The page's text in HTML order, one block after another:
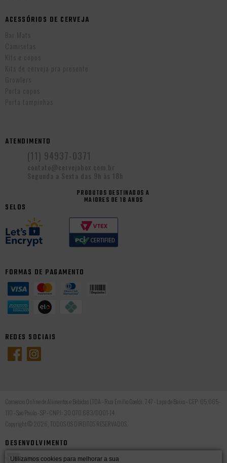
ACESSÓRIOS DE CERVEJA
Bar Mats
Camisetas
Kits e copos
Kits de cerveja pra presente
Growlers
Porta copos
Porta tampinhas
ATENDIMENTO
(11) 94937-0371
contato@cervejabox.com.br
Segunda a Sexta das 9h às 18h
PRODUTOS DESTINADOS A
MAIORES DE 18 ANOS
SELOS
FORMAS DE PAGAMENTO
REDES SOCIAIS
Comercio Online de Alimentos e Bebidas LTDA - Rua Emilio Goeldi, 747 - Lapa de Baixo - CEP: 05.065-
110 - Sao Paulo - SP - CNPJ: 30.070.683/0001-14
Copyright © 2026, TODOS OS DIREITOS RESERVADOS.
DESENVOLVIMENTO
Utilizamos cookies para melhorar a sua